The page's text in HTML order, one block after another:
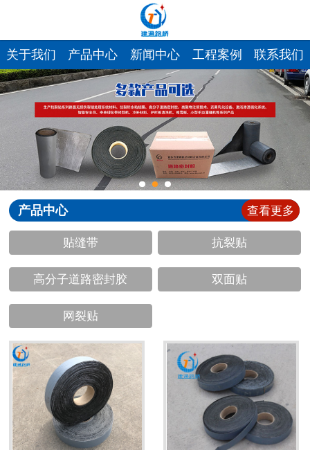
关于我们
产品中心
新闻中心
发货现场
工程案例
厂容厂貌
联系我们
关于我们 产品中心 新闻中心 工程案例 联系我们
产品中心 查看更多
贴缝带 抗裂贴
高分子道路密封胶 双面贴
网裂贴